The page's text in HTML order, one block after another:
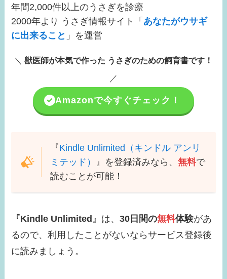
年間2,000件以上のうさぎを診療
2000年より うさぎ情報サイト「 あなたがウサギ
に出来ること 」を運営
＼ 獣医師が本気で作った うさぎのための飼育書です！
／
Amazonで今すぐチェック！
『Kindle Unlimited（キンドル アンリ
ミテッド）
』を登録済みなら、 無料で
読むことが可能！
『Kindle Unlimited 』は、30日間の無料体験があ
るので、利用したことがないならサービス登録後
に読みましょう。